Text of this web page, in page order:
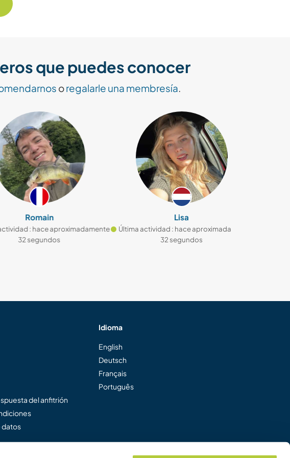
que puedes conocer
oregalarle una membresía
Romain
: hace aproximadamente
32 segundos
Última actividad : hace aproximadamente
32 segundos
del anfitrión
datos
Idioma
English
Deutsch
Français
Português